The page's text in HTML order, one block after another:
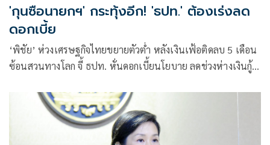
'กุนซือนายกฯ' กระทุ้งอีก! 'ธปท.' ต้องเร่งลด
ดอกเบี้ย
‘พิชัย’ ห่วงเศรษฐกิจไทยขยายตัวต่ำ หลังเงินเฟ้อติดลบ 5 เดือน
ซ้อนสวนทางโลก จี้ ธปท. หั่นดอกเบี้ยนโยบาย ลดช่วงห่างเงินกู้